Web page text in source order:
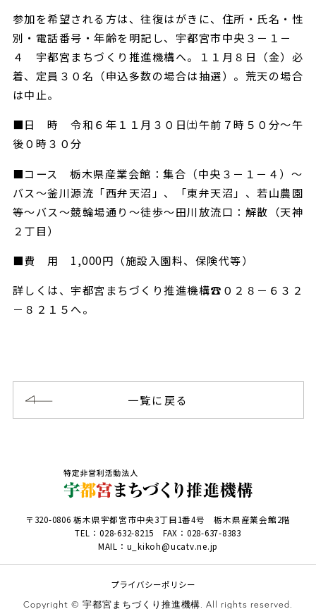
参加を希望される方は、往復はがきに、住所・氏名・性
別・電話番号・年齢を明記し、宇都宮市中央３－１－
４ 宇都宮まちづくり推進機構へ。１１月８日（金）必
着、定員３０名（申込多数の場合は抽選）。荒天の場合
は中止。
■日 時 令和６年１１月３０日㈯午前７時５０分～午
後０時３０分
■コース 栃木県産業会館：集合（中央３－１－４）～
バス～釜川源流「西弁天沼」、「東弁天沼」、若山農園
等～バス～競輪場通り～徒歩～田川放流口：解散（天神
２丁目）
■費 用 1,000円（施設入園料、保険代等）
詳しくは、宇都宮まちづくり推進機構☎０２８－６３２
－８２１５へ。
一覧に戻る
〒320-0806 栃木県宇都宮市中央3丁目1番4号 栃木県産業会館2階
TEL：028-632-8215 FAX：028-637-8383
MAIL：u_kikoh@ucatv.ne.jp
プライバシーポリシー
Copyright © 宇都宮まちづくり推進機構. All rights reserved.